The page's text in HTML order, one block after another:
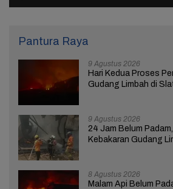
Pantura Raya
9 Agustus 2026
Hari Kedua Proses
Gudang Limbah di
9 Agustus 2026
24 Jam Belum
Kebakaran Gudang
8 Agustus 2026
Malam Api Belum